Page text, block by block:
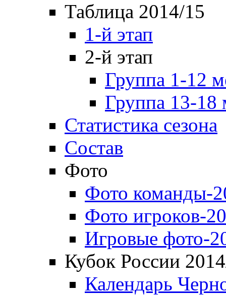
Таблица 2014/15
1-й этап
2-й этап
Группа 1-12
Группа 13-18
Статистика сезона
Состав
Фото
Фото команды-
Фото игроков-
Игровые фото-
Кубок России
Календарь